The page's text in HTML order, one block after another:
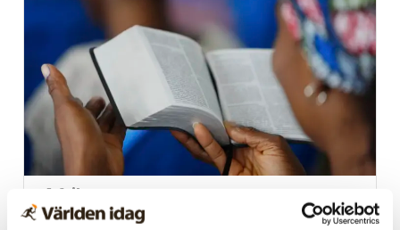
Afrika